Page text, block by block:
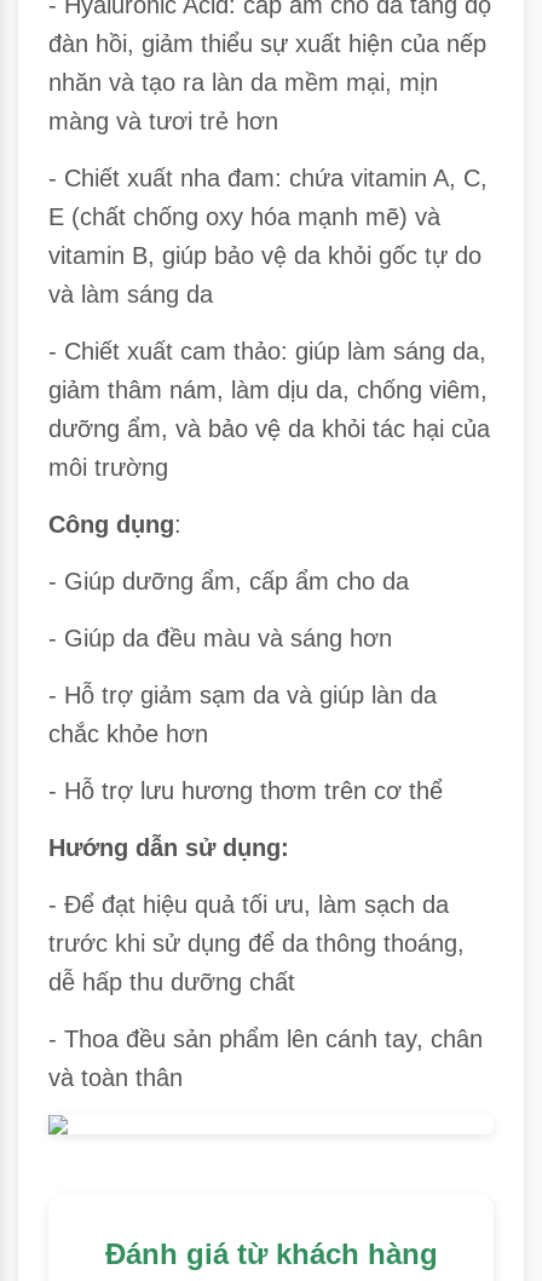
đàn hồi, giảm thiểu sự xuất hiện của nếp
nhăn và tạo ra làn da mềm mại, mịn
màng và tươi trẻ hơn
- Chiết xuất nha đam: chứa vitamin A, C,
E (chất chống oxy hóa mạnh mẽ) và
vitamin B, giúp bảo vệ da khỏi gốc tự do
và làm sáng da
- Chiết xuất cam thảo: giúp làm sáng da,
giảm thâm nám, làm dịu da, chống viêm,
dưỡng ẩm, và bảo vệ da khỏi tác hại của
môi trường
Công dụng:
- Giúp dưỡng ẩm, cấp ẩm cho da
- Giúp da đều màu và sáng hơn
- Hỗ trợ giảm sạm da và giúp làn da
chắc khỏe hơn
- Hỗ trợ lưu hương thơm trên cơ thể
Hướng dẫn sử dụng:
- Để đạt hiệu quả tối ưu, làm sạch da
trước khi sử dụng để da thông thoáng,
dễ hấp thu dưỡng chất
- Thoa đều sản phẩm lên cánh tay, chân
và toàn thân
Đánh giá từ khách hàng